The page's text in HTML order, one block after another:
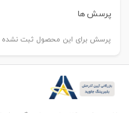
پرسش ها
پرسش برای این محصول ثبت نشده